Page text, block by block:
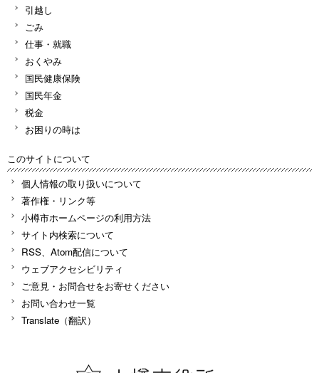
引越し
ごみ
仕事・就職
おくやみ
国民健康保険
国民年金
税金
お困りの時は
このサイトについて
個人情報の取り扱いについて
著作権・リンク等
小樽市ホームページの利用方法
サイト内検索について
RSS、Atom配信について
ウェブアクセシビリティ
ご意見・お問合せをお寄せください
お問い合わせ一覧
Translate（翻訳）